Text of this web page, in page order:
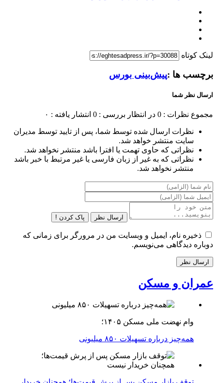
لینک کوتاه
برچسب ها :پیش‌بینی بورس
ارسال نظر شما
مجموع نظرات : 0 در انتظار بررسی : 0 انتشار یافته : ۰
نظرات ارسال شده توسط شما، پس از تایید توسط مدیران
سایت منتشر خواهد شد.
نظراتی که حاوی تهمت یا افترا باشد منتشر نخواهد شد.
نظراتی که به غیر از زبان فارسی یا غیر مرتبط با خبر باشد
منتشر نخواهد شد.
ارسال نظر پاک کردن !
ذخیره نام، ایمیل و وبسایت من در مرورگر برای زمانی که
دوباره دیدگاهی می‌نویسم.
عمران و مسکن
وام نهضت ملی مسکن ۱۴۰۵؛
همه‌چیز درباره تسهیلات ۸۵۰ میلیونی